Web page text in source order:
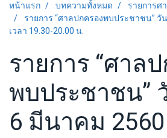
หน้าแรก บทความทั้งหมด
รายการศ
รายการ “ศาลปกครองพบประชาชน” วั
เวลา 19.30-20.00 น.
รายการ “ศาล
พบประชาชน”
6 มีนาคม 2560